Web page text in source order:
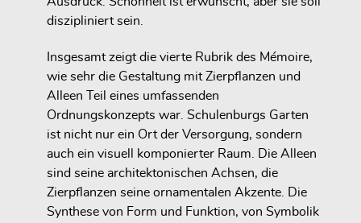
diszipliniert sein.
Insgesamt zeigt die vierte Rubrik des Mémoire,
wie sehr die Gestaltung mit Zierpflanzen und
Alleen Teil eines umfassenden
Ordnungskonzepts war. Schulenburgs Garten
ist nicht nur ein Ort der Versorgung, sondern
auch ein visuell komponierter Raum. Die Alleen
sind seine architektonischen Achsen, die
Zierpflanzen seine ornamentalen Akzente. Die
Synthese von Form und Funktion, von Symbolik